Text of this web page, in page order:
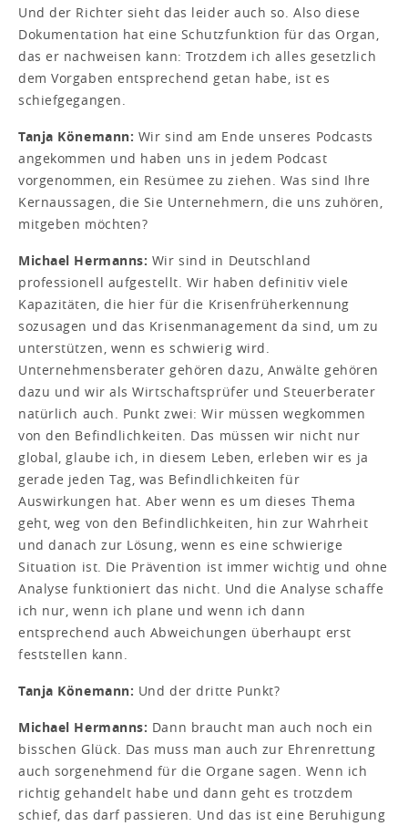
Und der Richter sieht das leider auch so. Also diese
Dokumentation hat eine Schutzfunktion für das Organ,
das er nachweisen kann: Trotzdem ich alles gesetzlich
dem Vorgaben entsprechend getan habe, ist es
schiefgegangen.
Tanja Könemann: Wir sind am Ende unseres Podcasts
angekommen und haben uns in jedem Podcast
vorgenommen, ein Resümee zu ziehen. Was sind Ihre
Kernaussagen, die Sie Unternehmern, die uns zuhören,
mitgeben möchten?
Michael Hermanns: Wir sind in Deutschland
professionell aufgestellt. Wir haben definitiv viele
Kapazitäten, die hier für die Krisenfrüherkennung
sozusagen und das Krisenmanagement da sind, um zu
unterstützen, wenn es schwierig wird.
Unternehmensberater gehören dazu, Anwälte gehören
dazu und wir als Wirtschaftsprüfer und Steuerberater
natürlich auch. Punkt zwei: Wir müssen wegkommen
von den Befindlichkeiten. Das müssen wir nicht nur
global, glaube ich, in diesem Leben, erleben wir es ja
gerade jeden Tag, was Befindlichkeiten für
Auswirkungen hat. Aber wenn es um dieses Thema
geht, weg von den Befindlichkeiten, hin zur Wahrheit
und danach zur Lösung, wenn es eine schwierige
Situation ist. Die Prävention ist immer wichtig und ohne
Analyse funktioniert das nicht. Und die Analyse schaffe
ich nur, wenn ich plane und wenn ich dann
entsprechend auch Abweichungen überhaupt erst
feststellen kann.
Tanja Könemann: Und der dritte Punkt?
Michael Hermanns: Dann braucht man auch noch ein
bisschen Glück. Das muss man auch zur Ehrenrettung
auch sorgenehmend für die Organe sagen. Wenn ich
richtig gehandelt habe und dann geht es trotzdem
schief, das darf passieren. Und das ist eine Beruhigung